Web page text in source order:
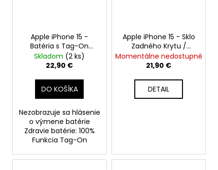
Apple iPhone 15 -
Batéria s Tag-On
funkciou zdravia
batérie 3349mAh
Skladom (2 ks)
22,90 €
DO KOŠÍKA
Nezobrazuje sa hlásenie
o výmene batérie
Zdravie batérie: 100%
Funkcia Tag-On
Apple iPhone 15 - Sklo
Zadného Krytu /
Housingu + Sklíčka
Kamery + MagSafe
(Čierny / Black) -
Original Apple
Momentálne nedostupné
21,90 €
DETAIL